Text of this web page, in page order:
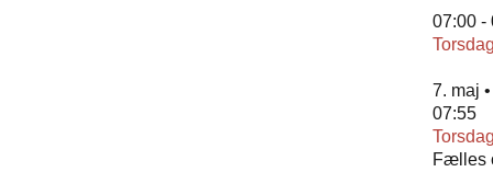
07:00 -
7. maj
07:55
Fælles